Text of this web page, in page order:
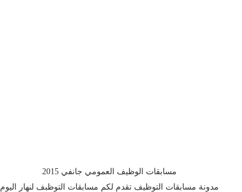
مسابقات الوظيف العمومي جانفي 2015
مدونة مسابقات التوظيف تقدم لكم مسابقات التوظبف لنهار اليوم